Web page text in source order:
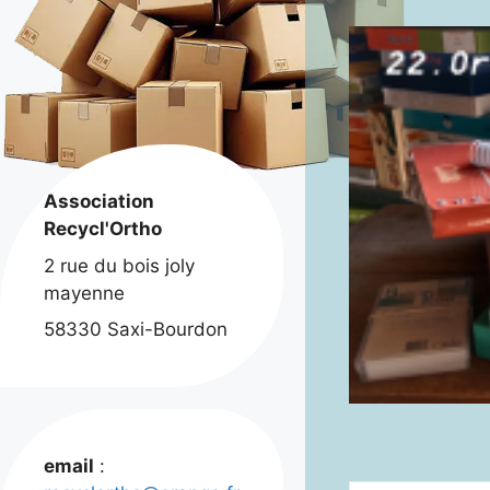
Association
Recycl'Ortho
2 rue du bois joly
mayenne
58330 Saxi-Bourdon
email :